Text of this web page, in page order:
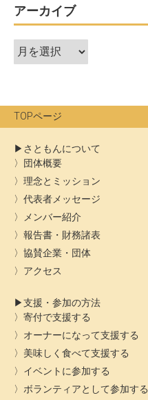
ー
シ
ョ
アーカイブ
ア
ー
ブ
TOPページ
さともんについて
団体概要
理念とミッション
代表者メッセージ
メンバー紹介
報告書・財務諸表
協賛企業・団体
アクセス
支援・参加の方法
寄付で支援する
オーナーになって支援する
美味しく食べて支援する
イベントに参加する
ボランティアとして参加する